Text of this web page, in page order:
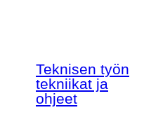
Teknisen työn
tekniikat ja
ohjeet